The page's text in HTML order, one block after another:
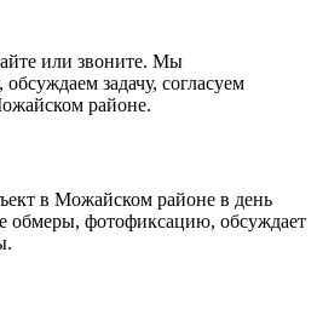
или звоните. Мы
задачу, согласуем
районе.
в Можайском районе в день
обмеры, фотофиксацию, обсуждает